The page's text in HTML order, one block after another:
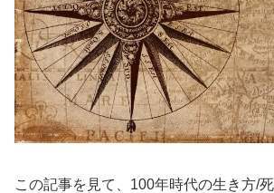
この記事を見て、100年時代の生き方/